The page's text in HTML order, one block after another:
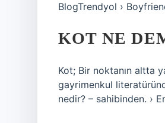
BlogTrendyol ›
KOT NE
Kot; Bir noktanın altta
gayrimenkul
nedir? – sahibinden. ›